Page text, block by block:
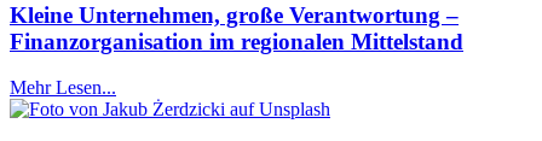
Kleine Unternehmen, große Verantwortung –
Finanzorganisation im regionalen Mittelstand
Mehr Lesen...